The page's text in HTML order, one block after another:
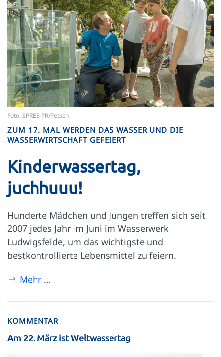
Foto: SPREE-PR/Petsch
ZUM 17. MAL WERDEN DAS WASSER UND DIE
WASSERWIRTSCHAFT GEFEIERT
Kinderwassertag,
juchhuuu!
Hunderte Mädchen und Jungen treffen sich seit
2007 jedes Jahr im Juni im Wasserwerk
Ludwigsfelde, um das wichtigste und
bestkontrollierte Lebensmittel zu feiern.
Mehr …
KOMMENTAR
Am 22. März ist Weltwassertag